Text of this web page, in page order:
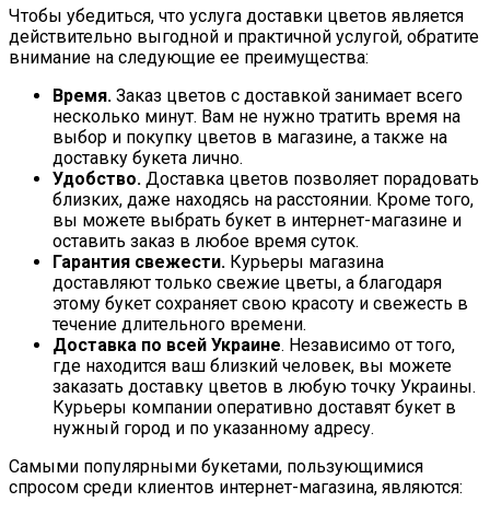
Чтобы убедиться, что услуга доставки цветов является
действительно выгодной и практичной услугой, обратите
внимание на следующие ее преимущества:
Время. Заказ цветов с доставкой занимает всего
несколько минут. Вам не нужно тратить время на
выбор и покупку цветов в магазине, а также на
доставку букета лично.
Удобство. Доставка цветов позволяет порадовать
близких, даже находясь на расстоянии. Кроме того,
вы можете выбрать букет в интернет-магазине и
оставить заказ в любое время суток.
Гарантия свежести. Курьеры магазина
доставляют только свежие цветы, а благодаря
этому букет сохраняет свою красоту и свежесть в
течение длительного времени.
Доставка по всей Украине. Независимо от того,
где находится ваш близкий человек, вы можете
заказать доставку цветов в любую точку Украины.
Курьеры компании оперативно доставят букет в
нужный город и по указанному адресу.
Самыми популярными букетами, пользующимися
спросом среди клиентов интернет-магазина, являются: